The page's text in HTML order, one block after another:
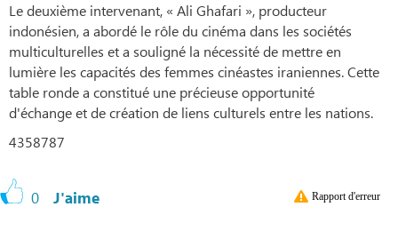
Le deuxième intervenant, « Ali Ghafari », producteur
indonésien, a abordé le rôle du cinéma dans les sociétés
multiculturelles et a souligné la nécessité de mettre en
lumière les capacités des femmes cinéastes iraniennes. Cette
table ronde a constitué une précieuse opportunité
d'échange et de création de liens culturels entre les nations.
4358787
0 J'aime Rapport d'erreur